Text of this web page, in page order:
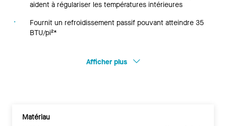
aident à régulariser les températures intérieures
Fournit un refroidissement passif pouvant atteindre 35
BTU/pi²*
Afficher plus
Matériau